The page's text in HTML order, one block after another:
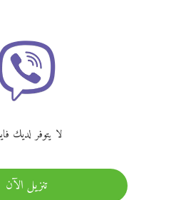
لا يتوفر لديك
تنزيل الآن